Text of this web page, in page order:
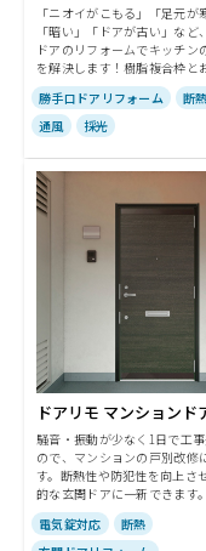
「ニオイがこもる」「足元が
「暗い」「ドアが古い」など
ドアのリフォームでキッチン
を解決します！樹脂複合枠と
すいアルミ枠から選べます。
勝手口ドアリフォーム
断熱
通風
採光
ドアリモ マンションド
騒音・振動が少なく1日で工
ので、マンションの戸別改修
す。断熱性や防犯性を向上さ
的な玄関ドアに一新できます。
電気錠対応
断熱